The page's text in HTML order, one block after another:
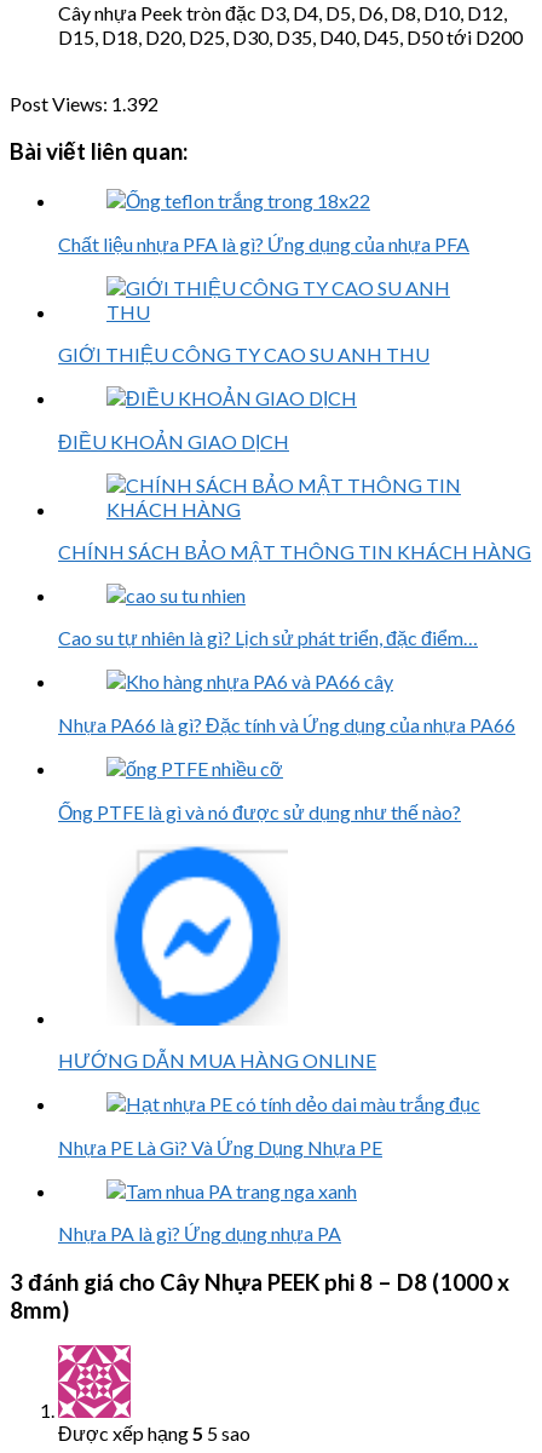
Cây nhựa Peek tròn đặc D3, D4, D5, D6, D8, D10, D12,
D15, D18, D20, D25, D30, D35, D40, D45, D50 tới D200
Post Views: 1.392
Bài viết liên quan:
Chất liệu nhựa PFA là gì? Ứng dụng của nhựa PFA
GIỚI THIỆU CÔNG TY CAO SU ANH THU
ĐIỀU KHOẢN GIAO DỊCH
CHÍNH SÁCH BẢO MẬT THÔNG TIN KHÁCH HÀNG
Cao su tự nhiên là gì? Lịch sử phát triển, đặc điểm…
Nhựa PA66 là gì? Đặc tính và Ứng dụng của nhựa PA66
Ống PTFE là gì và nó được sử dụng như thế nào?
HƯỚNG DẪN MUA HÀNG ONLINE
Nhựa PE Là Gì? Và Ứng Dụng Nhựa PE
Nhựa PA là gì? Ứng dụng nhựa PA
3 đánh giá cho Cây Nhựa PEEK phi 8 – D8 (1000 x
8mm)
Được xếp hạng5 5 sao